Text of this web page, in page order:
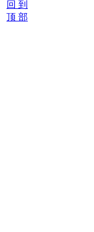
回 到
顶 部